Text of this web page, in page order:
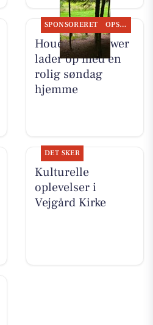
SPONSORERET OPSLAGSTAVLEN
Houen Life Power
lader op med en
rolig søndag
hjemme
DET SKER
Kulturelle
oplevelser i
Vejgård Kirke